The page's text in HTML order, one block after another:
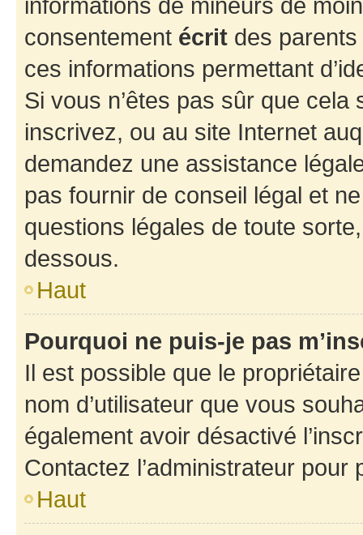
consentement écrit des parents
ces informations permettant
Si vous n’êtes pas sûr que
inscrivez, ou au site Internet
demandez une assistance
pas fournir de conseil légal et
questions légales de toute
dessous.
Haut
Pourquoi ne puis-je pas
Il est possible que le
nom d’utilisateur que vous
également avoir désactivé
Contactez l’administrateur
Haut